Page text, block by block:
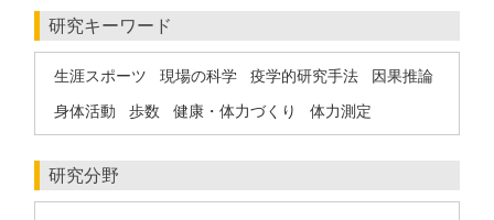
研究キーワード
生涯スポーツ 現場の科学 疫学的研究手法
因果推論
身体活動
歩数 健康・体力づくり 体力測定
研究分野